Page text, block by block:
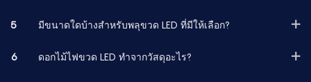
5 มีขนาดใดบ้างสำหรับพลุขวด LED ที่มีให้เลือก?
6 ดอกไม้ไฟขวด LED ทำจากวัสดุอะไร?